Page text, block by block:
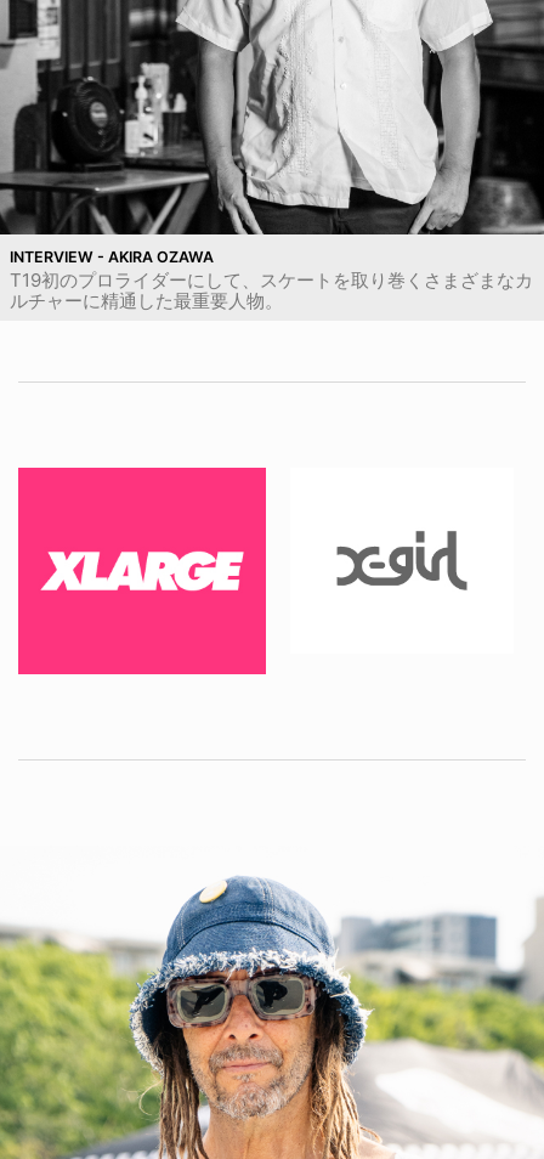
INTERVIEW - AKIRA OZAWA
T19初のプロライダーにして、スケートを取り巻くさまざまなカ
ルチャーに精通した最重要人物。